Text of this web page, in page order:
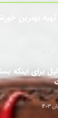
برای اینکه